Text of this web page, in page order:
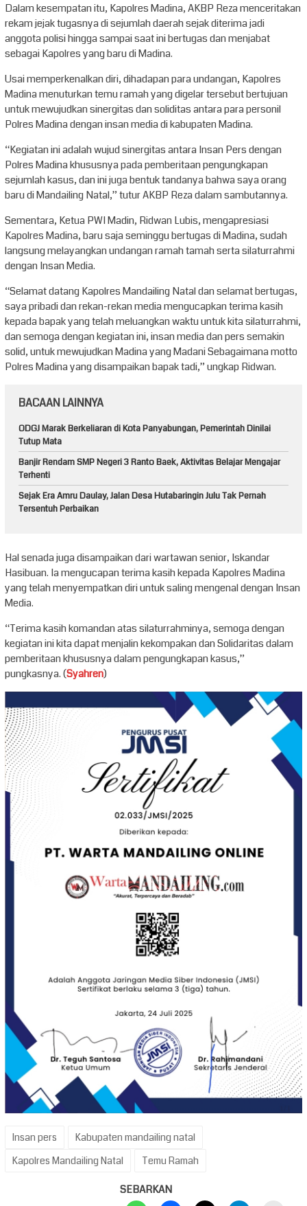
Dalam kesempatan itu, Kapolres Madina, AKBP Reza menceritakan
rekam jejak tugasnya di sejumlah daerah sejak diterima jadi
anggota polisi hingga sampai saat ini bertugas dan menjabat
sebagai Kapolres yang baru di Madina.
Usai memperkenalkan diri, dihadapan para undangan, Kapolres
Madina menuturkan temu ramah yang digelar tersebut bertujuan
untuk mewujudkan sinergitas dan soliditas antara para personil
Polres Madina dengan insan media di kabupaten Madina.
“Kegiatan ini adalah wujud sinergitas antara Insan Pers dengan
Polres Madina khususnya pada pemberitaan pengungkapan
sejumlah kasus, dan ini juga bentuk tandanya bahwa saya orang
baru di Mandailing Natal,” tutur AKBP Reza dalam sambutannya.
Sementara, Ketua PWI Madin, Ridwan Lubis, mengapresiasi
Kapolres Madina, baru saja seminggu bertugas di Madina, sudah
langsung melayangkan undangan ramah tamah serta silaturrahmi
dengan Insan Media.
“Selamat datang Kapolres Mandailing Natal dan selamat bertugas,
saya pribadi dan rekan-rekan media mengucapkan terima kasih
kepada bapak yang telah meluangkan waktu untuk kita silaturrahmi,
dan semoga dengan kegiatan ini, insan media dan pers semakin
solid, untuk mewujudkan Madina yang Madani Sebagaimana motto
Polres Madina yang disampaikan bapak tadi,” ungkap Ridwan.
BACAAN LAINNYA
ODGJ Marak Berkeliaran di Kota Panyabungan, Pemerintah Dinilai
Tutup Mata
Banjir Rendam SMP Negeri 3 Ranto Baek, Aktivitas Belajar Mengajar
Terhenti
Sejak Era Amru Daulay, Jalan Desa Hutabaringin Julu Tak Pernah
Tersentuh Perbaikan
Hal senada juga disampaikan dari wartawan senior, Iskandar
Hasibuan. Ia mengucapan terima kasih kepada Kapolres Madina
yang telah menyempatkan diri untuk saling mengenal dengan Insan
Media.
“Terima kasih komandan atas silaturrahminya, semoga dengan
kegiatan ini kita dapat menjalin kekompakan dan Solidaritas dalam
pemberitaan khususnya dalam pengungkapan kasus,”
pungkasnya. (Syahren)
Insan pers
Kabupaten mandailing natal
Kapolres Mandailing Natal
Temu Ramah
SEBARKAN